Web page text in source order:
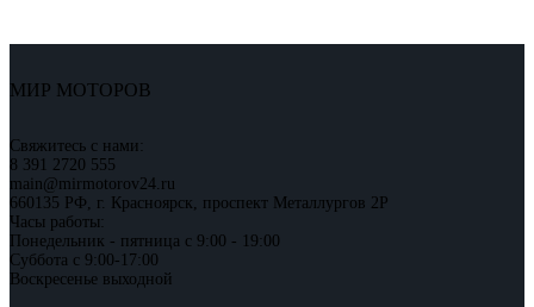
МИР МОТОРОВ
Свяжитесь с нами:
8 391 2720 555
main@mirmotorov24.ru
660135 РФ, г. Красноярск, проспект Металлургов 2Р
Часы работы:
Понедельник - пятница с 9:00 - 19:00
Суббота с 9:00-17:00
Воскресенье выходной